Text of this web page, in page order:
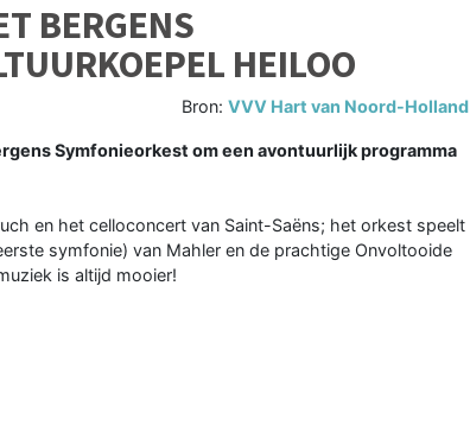
BERGENS
HEILOO
Bron:VVV Hart van Noord-Holland
Symfonieorkest om een avontuurlijk programma
en het celloconcert van Saint-Saëns; het orkest speelt
symfonie) van Mahler en de prachtige Onvoltooide
is altijd mooier!